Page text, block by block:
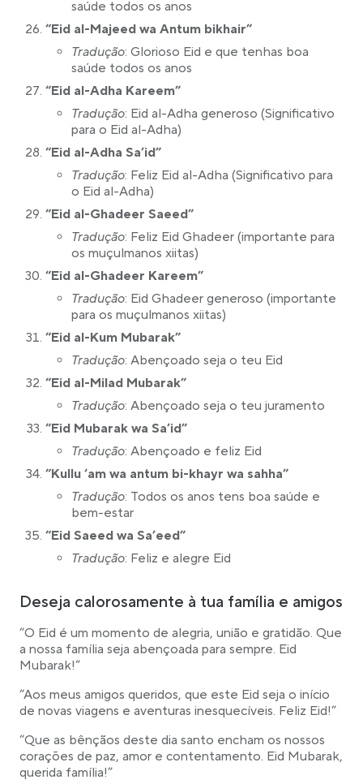
saúde todos os anos
“Eid al-Majeed wa Antum bikhair”
Tradução: Glorioso Eid e que tenhas boa
saúde todos os anos
“Eid al-Adha Kareem”
Tradução: Eid al-Adha generoso (Significativo
para o Eid al-Adha)
“Eid al-Adha Sa’id”
Tradução: Feliz Eid al-Adha (Significativo para
o Eid al-Adha)
“Eid al-Ghadeer Saeed”
Tradução: Feliz Eid Ghadeer (importante para
os muçulmanos xiitas)
“Eid al-Ghadeer Kareem”
Tradução: Eid Ghadeer generoso (importante
para os muçulmanos xiitas)
“Eid al-Kum Mubarak”
Tradução: Abençoado seja o teu Eid
“Eid al-Milad Mubarak”
Tradução: Abençoado seja o teu juramento
“Eid Mubarak wa Sa’id”
Tradução: Abençoado e feliz Eid
“Kullu ‘am wa antum bi-khayr wa sahha”
Tradução: Todos os anos tens boa saúde e
bem-estar
“Eid Saeed wa Sa’eed”
Tradução: Feliz e alegre Eid
Deseja calorosamente à tua família e amigos
“O Eid é um momento de alegria, união e gratidão. Que
a nossa família seja abençoada para sempre. Eid
Mubarak!”
“Aos meus amigos queridos, que este Eid seja o início
de novas viagens e aventuras inesquecíveis. Feliz Eid!”
“Que as bênçãos deste dia santo encham os nossos
corações de paz, amor e contentamento. Eid Mubarak,
querida família!”